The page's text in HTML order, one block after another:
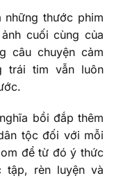
thước phim
cuối cùng của
câu chuyện cảm
trái tim vẫn luôn
bồi đắp thêm
tộc đối với mỗi
để từ đó ý thức
tập, rèn luyện và